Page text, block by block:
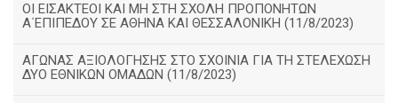
ΟΙ ΕΙΣΑΚΤΕΟΙ ΚΑΙ ΜΗ ΣΤΗ ΣΧΟΛΗ ΠΡΟΠΟΝΗΤΩΝ
Α΄ΕΠΙΠΕΔΟΥ ΣΕ ΑΘΗΝΑ ΚΑΙ ΘΕΣΣΑΛΟΝΙΚΗ (11/8/2023)
ΑΓΩΝΑΣ ΑΞΙΟΛΟΓΗΣΗΣ ΣΤΟ ΣΧΟΙΝΙΑ ΓΙΑ ΤΗ ΣΤΕΛΕΧΩΣΗ
ΔΥΟ ΕΘΝΙΚΩΝ ΟΜΑΔΩΝ (11/8/2023)